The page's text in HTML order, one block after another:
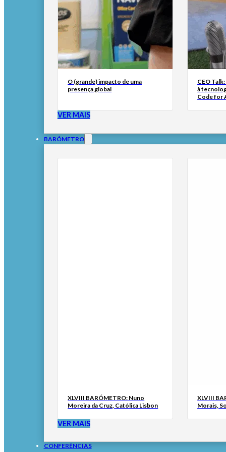
O (grande) impacto de uma
presença global
CEO
à
Code for
VER MAIS
BARÓMETRO
XLVIII BARÓMETRO: Nuno
Moreira da Cruz, Católica Lisbon
XLVIII
Morais,
VER MAIS
CONFERÊNCIAS